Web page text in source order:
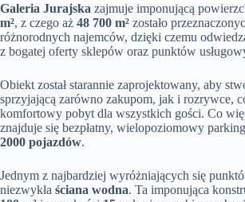
Galeria Jurajska zajmuje imponującą
m², z czego aż 48 700 m² zostało
różnorodnych najemców, dzięki czemu
z bogatej oferty sklepów oraz punktów
Obiekt został starannie zaprojektowany, aby
sprzyjającą zarówno zakupom, jak i rozrywce,
komfortowy pobyt dla wszystkich gości. Co
znajduje się bezpłatny, wielopoziomowy
2000 pojazdów.
Jednym z najbardziej wyróżniających się
niezwykła ściana wodna. Ta imponująca